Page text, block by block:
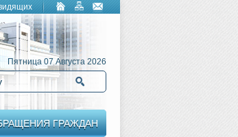
Пятница 07 Августа 2026
ГРАЖДАН